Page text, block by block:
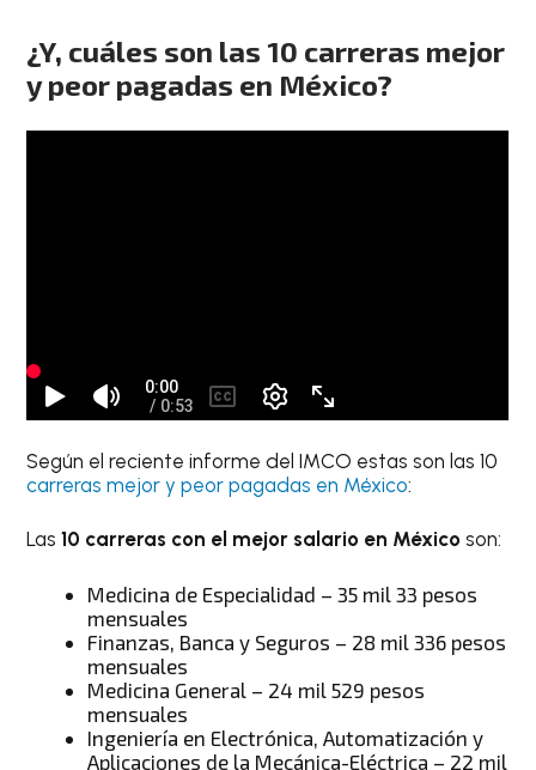
¿Y, cuáles son las 10 carreras mejor
y peor pagadas en México?
Según el reciente informe del IMCO estas son las 10
carreras mejor y peor pagadas en México:
Las10 carreras con el mejor salario en México son:
Medicina de Especialidad – 35 mil 33 pesos
mensuales
Finanzas, Banca y Seguros – 28 mil 336 pesos
mensuales
Medicina General – 24 mil 529 pesos
mensuales
Ingeniería en Electrónica, Automatización y
Aplicaciones de la Mecánica-Eléctrica – 22 mil